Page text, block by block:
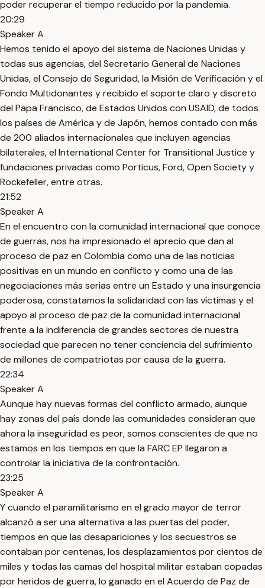
poder recuperar el tiempo reducido por la pandemia.
20:29
Speaker A
Hemos tenido el apoyo del sistema de Naciones Unidas y
todas sus agencias, del Secretario General de Naciones
Unidas, el Consejo de Seguridad, la Misión de Verificación y el
Fondo Multidonantes y recibido el soporte claro y discreto
del Papa Francisco, de Estados Unidos con USAID, de todos
los países de América y de Japón, hemos contado con más
de 200 aliados internacionales que incluyen agencias
bilaterales, el International Center for Transitional Justice y
fundaciones privadas como Porticus, Ford, Open Society y
Rockefeller, entre otras.
21:52
Speaker A
En el encuentro con la comunidad internacional que conoce
de guerras, nos ha impresionado el aprecio que dan al
proceso de paz en Colombia como una de las noticias
positivas en un mundo en conflicto y como una de las
negociaciones más serias entre un Estado y una insurgencia
poderosa, constatamos la solidaridad con las víctimas y el
apoyo al proceso de paz de la comunidad internacional
frente a la indiferencia de grandes sectores de nuestra
sociedad que parecen no tener conciencia del sufrimiento
de millones de compatriotas por causa de la guerra.
22:34
Speaker A
Aunque hay nuevas formas del conflicto armado, aunque
hay zonas del país donde las comunidades consideran que
ahora la inseguridad es peor, somos conscientes de que no
estamos en los tiempos en que la FARC EP llegaron a
controlar la iniciativa de la confrontación.
23:25
Speaker A
Y cuando el paramilitarismo en el grado mayor de terror
alcanzó a ser una alternativa a las puertas del poder,
tiempos en que las desapariciones y los secuestros se
contaban por centenas, los desplazamientos por cientos de
miles y todas las camas del hospital militar estaban copadas
por heridos de guerra, lo ganado en el Acuerdo de Paz de